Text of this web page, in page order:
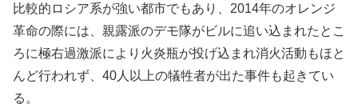
比較的ロシア系が強い都市でもあり、2014年のオレンジ
革命の際には、親露派のデモ隊がビルに追い込まれたとこ
ろに極右過激派により火炎瓶が投げ込まれ消火活動もほと
んど行われず、40人以上の犠牲者が出た事件も起きてい
る。